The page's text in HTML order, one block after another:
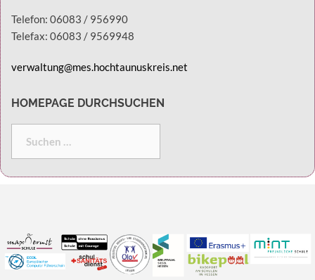
Telefon: 06083 / 956990
Telefax: 06083 / 9569948
verwaltung@mes.hochtaunuskreis.net
HOMEPAGE DURCHSUCHEN